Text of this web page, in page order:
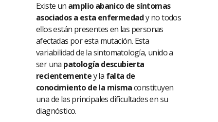
Existe un amplio abanico de síntomas
asociados a esta enfermedady no todos
ellos están presentes en las personas
afectadas por esta mutación. Esta
variabilidad de la sintomatología, unido a
ser una patología descubierta
recientementey la falta de
conocimiento de la mismaconstituyen
una de las principales dificultades en su
diagnóstico.